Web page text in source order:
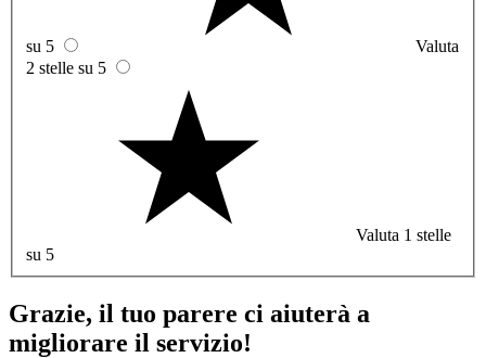
su 5
Valuta
2 stelle su 5
Valuta 1 stelle
su 5
Grazie, il tuo parere ci aiuterà a
migliorare il servizio!